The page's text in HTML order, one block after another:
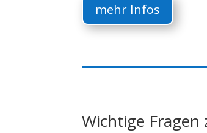
mehr Infos
Wichtige